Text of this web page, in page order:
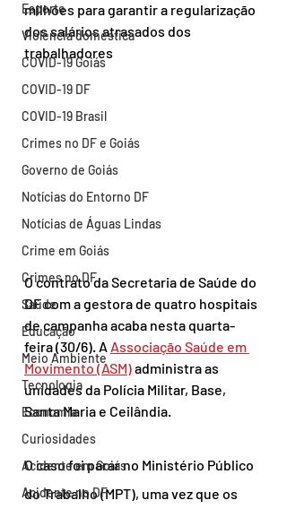
Esporte
Violência doméstica
COVID-19 Goiás
COVID-19 DF
COVID-19 Brasil
Crimes no DF e Goiás
Governo de Goiás
Notícias do Entorno DF
Notícias de Águas Lindas
Crime em Goiás
Crimes no DF
Saúde
Educação
Meio Ambiente
Tecnologia
Economia
Curiosidades
Acidente em Goiás
Acidente no DF
milhões para garantir a regularização
dos salários atrasados dos
trabalhadores
O contrato da Secretaria de Saúde do
DF com a gestora de quatro hospitais
de campanha acaba nesta quarta-
feira (30/6). A Associação Saúde em
Movimento (ASM) administra as
unidades da Polícia Militar, Base,
Santa Maria e Ceilândia.
O caso foi parar no Ministério Público
do Trabalho (MPT), uma vez que os